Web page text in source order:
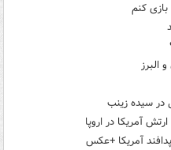
کنم
البرز
در سیده زینب
آمریکا در اروپا